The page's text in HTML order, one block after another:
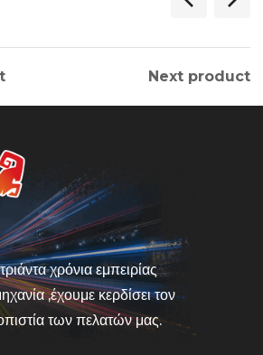
Next product
χρόνια εμπειρίας
,έχουμε κερδίσει τον
των πελατών μας.